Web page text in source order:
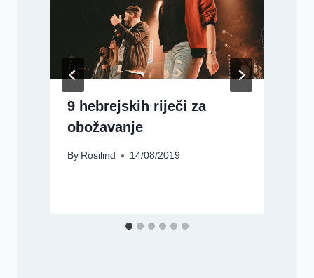
9 hebrejskih riječi za
obožavanje
By Rosilind 14/08/2019